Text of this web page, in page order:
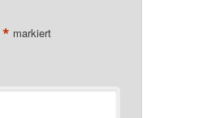
* markiert